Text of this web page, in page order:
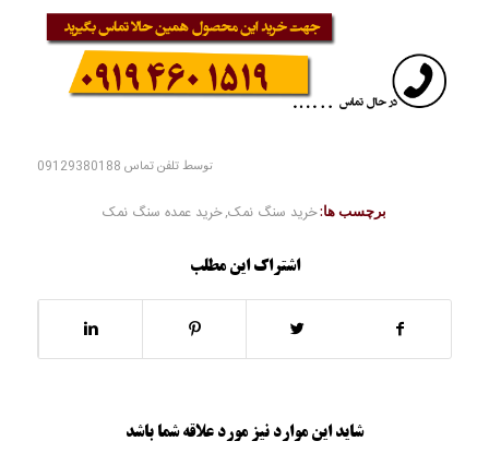
توسطتلفن تماس 09129380188
برچسب ها:خرید سنگ نمک,خرید عمده سنگ نمک
اشتراک این مطلب
شاید این موارد نیز مورد علاقه شما باشد